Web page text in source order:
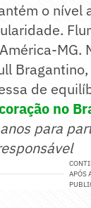
o
de
no
para
APÓS